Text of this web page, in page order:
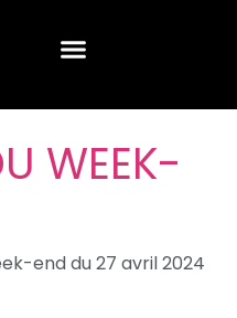
WEEK-
end du 27 avril 2024